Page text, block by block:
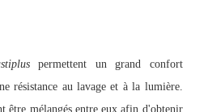
permettent un grand confort
résistance au lavage et à la lumière.
être mélangés entre eux afin d'obtenir